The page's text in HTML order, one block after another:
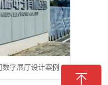
字展厅设计案例